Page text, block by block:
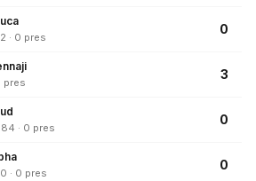
· 0 pres
0
pres
3
· 0 pres
0
· 0 pres
0